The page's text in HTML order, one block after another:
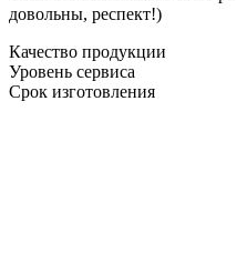
довольны, респект!)
Качество продукции
Уровень сервиса
Срок изготовления